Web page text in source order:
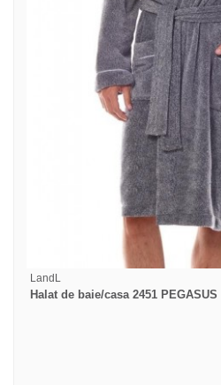
LandL
Halat de baie/casa 2451 PEGASUS